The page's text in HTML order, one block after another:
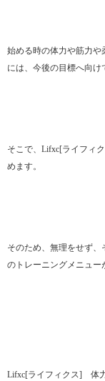
始める時の体力や筋力や
には、今後の目標へ向け
そこで、Lifxc[ライフィ
めます。
そのため、無理をせず
のトレーニングメニュー
Lifxc[ライフィクス] 体